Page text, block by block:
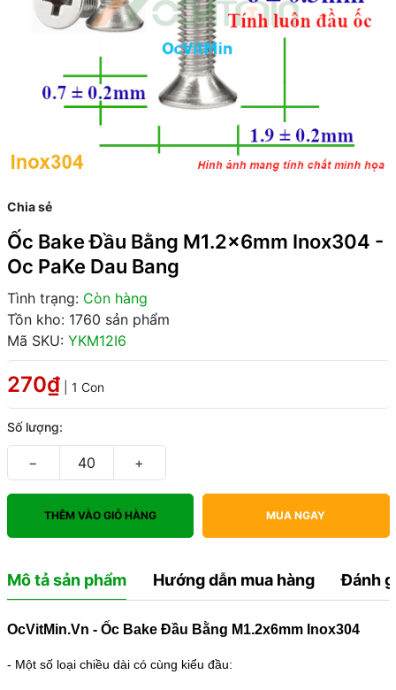
Chia sẻ
Ốc Bake Đầu Bằng M1.2x6mm Inox304 -
Oc PaKe Dau Bang
Tình trạng: Còn hàng
Tồn kho: 1760 sản phẩm
Mã SKU: YKM12I6
270₫ | 1 Con
Số lượng:
− +
THÊM VÀO GIỎ HÀNG MUA NGAY
Mô tả sản phẩm Hướng dẫn mua hàng Đánh
OcVitMin.Vn - Ốc Bake Đầu Bằng M1.2x6mm Inox304
- Một số loại chiều dài có cùng kiểu đầu: